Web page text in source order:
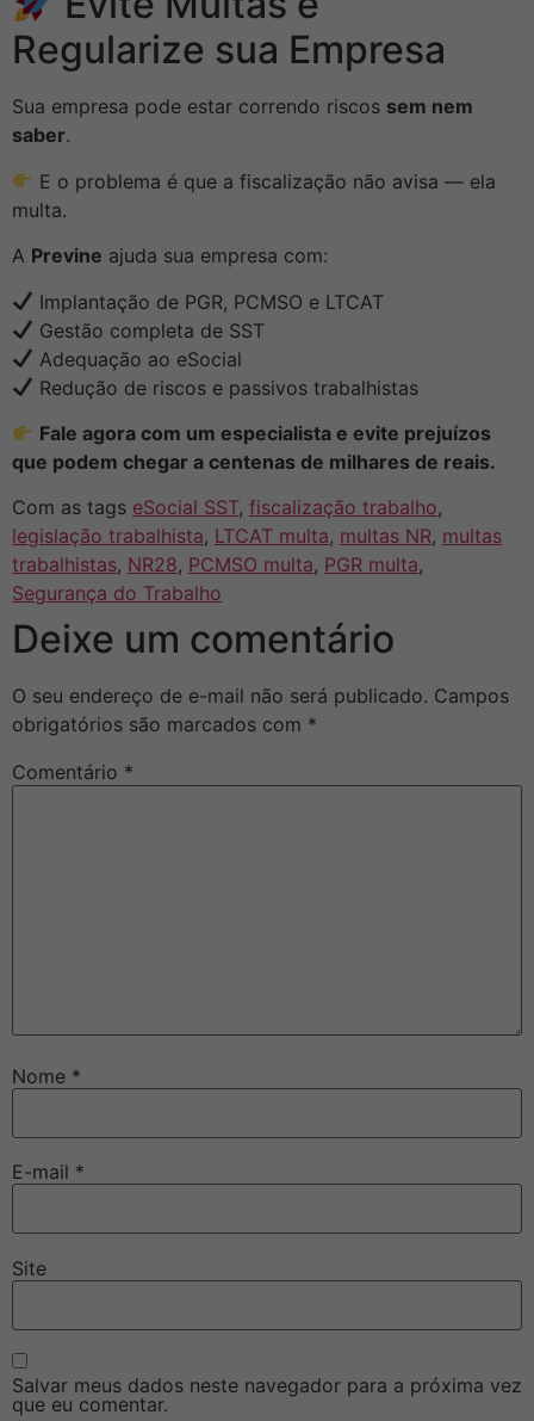
Regularize sua Empresa
Sua empresa pode estar correndo riscos sem nem
saber.
E o problema é que a fiscalização não avisa — ela
multa.
A Previne ajuda sua empresa com:
Implantação de PGR, PCMSO e LTCAT
Gestão completa de SST
Adequação ao eSocial
Redução de riscos e passivos trabalhistas
Fale agora com um especialista e evite prejuízos
que podem chegar a centenas de milhares de reais.
Com as tags eSocial SST, fiscalização trabalho,
legislação trabalhista, LTCAT multa, multas NR, multas
trabalhistas, NR28, PCMSO multa, PGR multa,
Segurança do Trabalho
Deixe um comentário
O seu endereço de e-mail não será publicado. Campos
obrigatórios são marcados com *
Comentário *
Nome *
E-mail *
Site
Salvar meus dados neste navegador para a próxima vez
que eu comentar.